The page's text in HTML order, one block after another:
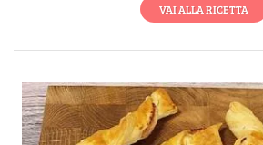
VAI ALLA RICETTA